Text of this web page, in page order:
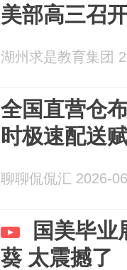
美部高三召
湖州求是教育集团
全国直营仓
时极速配送
聊聊侃侃汇 2026-
国美毕业
葵 太震撼了